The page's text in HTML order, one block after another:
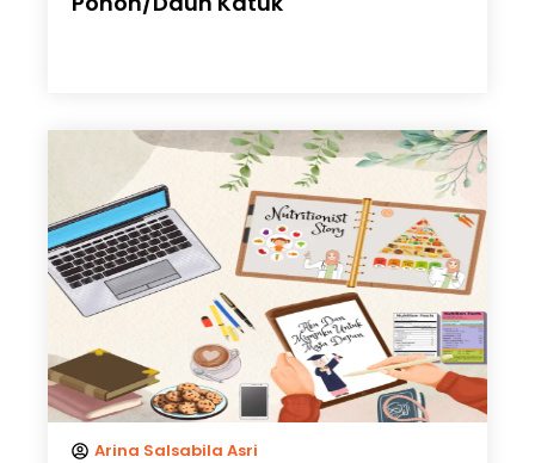
Arina Salsabila Asri